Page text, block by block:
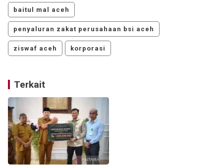
baitul mal aceh
penyaluran zakat perusahaan bsi aceh
ziswaf aceh korporasi
Terkait